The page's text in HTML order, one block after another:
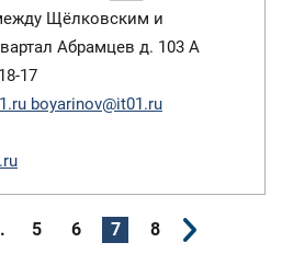
Щёлковским и
Абрамцев д. 103 А
17
boyarinov@it01.ru
5 6 7 8